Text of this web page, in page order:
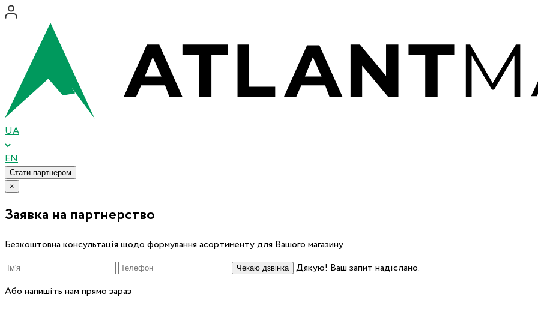
UA
EN
Стати партнером
×
Заявка на партнерство
Безкоштовна консультація щодо формування асортименту для Вашого магазину
Чекаю дзвінка
Дякую! Ваш запит надіслано.
Або напишіть нам прямо зараз